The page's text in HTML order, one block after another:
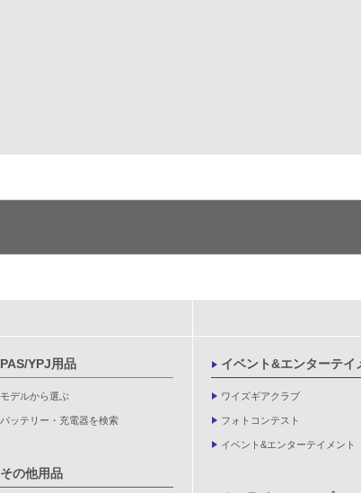
PAS/YPJ用品
モデルから選ぶ
バッテリー・充電器を検索
その他用品
イベント&エンターテイ
ワイズギアクラブ
フォトコンテスト
イベント&エンターテイメント